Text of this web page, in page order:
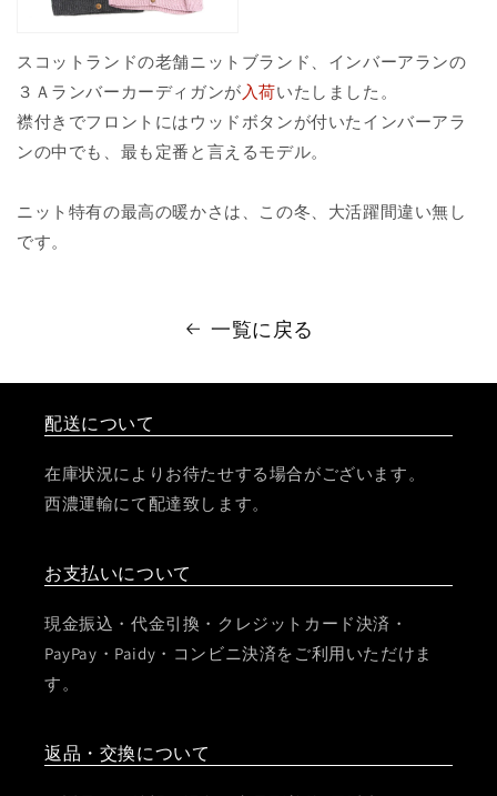
スコットランドの老舗ニットブランド、インバーアランの
３Ａランバーカーディガンが 入荷いたしました。
襟付きでフロントにはウッドボタンが付いたインバーアラ
ンの中でも、最も定番と言えるモデル。
ニット特有の最高の暖かさは、この冬、大活躍間違い無し
です。
一覧に戻る
配送について
在庫状況によりお待たせする場合がございます。
西濃運輸にて配達致します。
お支払いについて
現金振込・代金引換・クレジットカード決済・
PayPay・Paidy・コンビニ決済をご利用いただけま
す。
返品・交換について